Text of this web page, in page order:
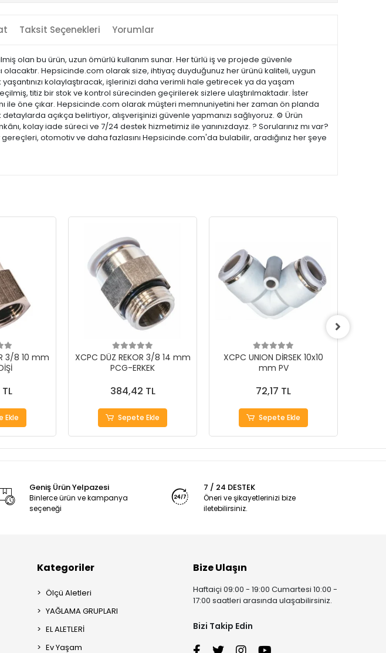
Taksit Seçenekleri Yorumlar
olan bu ürün, uzun ömürlü kullanım sunar. Her türlü iş ve projede güvenle
olacaktır. Hepsicinde.com olarak size, ihtiyaç duyduğunuz her ürünü kaliteli, uygun
kolaylaştıracak, işlerinizi daha verimli hale getirecek ya da yaşam
titiz bir stok ve kontrol sürecinden geçirilerek sizlere ulaştırılmaktadır. İster
ile öne çıkar. Hepsicinde.com olarak müşteri memnuniyetini her zaman ön planda
açıkça belirtiyor, alışverişinizi güvenle yapmanızı sağlıyoruz. ⚙️ Ürün
kolay iade süreci ve 7/24 destek hizmetimiz ile yanınızdayız. ? Sorularınız mı var?
otomotiv ve daha fazlasını Hepsicinde.com'da bulabilir, aradığınız her şeye
3/8 10 mm
Ekle
XCPC DÜZ REKOR 3/8 14 mm
PCG-ERKEK
384,42 TL
Sepete Ekle
XCPC UNION DİRSEK 10x10
mm PV
72,17 TL
Sepete Ekle
Geniş Ürün Yelpazesi
Binlerce ürün ve kampanya
seçeneği
7 / 24 DESTEK
Öneri ve şikayetlerinizi bize
iletebilirsiniz.
Kategoriler
Ölçü Aletleri
YAĞLAMA GRUPLARI
EL ALETLERİ
Ev Yaşam
Bize Ulaşın
Haftaiçi 09:00 - 19:00 Cumartesi 10:00 -
17:00 saatleri arasında ulaşabilirsiniz.
Bizi Takip Edin